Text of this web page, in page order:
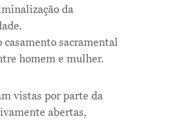
da
casamento sacramental
homem e mulher.
vistas por parte da
abertas,